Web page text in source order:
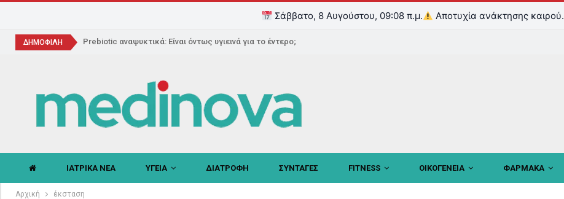
Σάββατο, 8 Αυγούστου, 09:08 π.μ. Αποτυχία ανάκτησης καιρού.
ΔΗΜΟΦΙΛΗ Prebiotic αναψυκτικά: Είναι όντως υγιεινά για το έντερο;
ΙΑΤΡΙΚΑ ΝΕΑ ΥΓΕΙΑ ΔΙΑΤΡΟΦΗ ΣΥΝΤΑΓΕΣ FITNESS ΟΙΚΟΓΕΝΕΙΑ ΦΑΡΜΑΚΑ
Αρχική έκσταση